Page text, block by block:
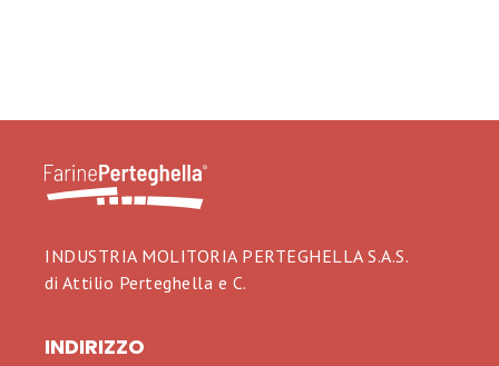
INDUSTRIA MOLITORIA PERTEGHELLA S.A.S.
di Attilio Perteghella e C.
INDIRIZZO